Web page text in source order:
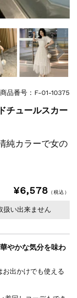
商品番号：F-01-10375
チュールスカー
純カラーで女の
¥6,578 （税込）
扱い出来ません
やかな気分を味わ
出かけでも使える